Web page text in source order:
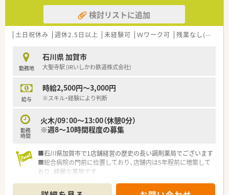
検討リストに追加
土日祝休み 週休2.5日以上 未経験可 Ｗワーク可 残業なし(ほぼなし含む)
勤務地
石川県 加賀市
大聖寺駅 (IRいしかわ鉄道株式会社)
給与
時給2,500円～3,000円
※スキル・経験により判断
勤務
時間
火木/09：00～13:00（休憩0分）
※週8～10時間程度の募集
■石川県加賀市で1店舗経営の歴史の長い調剤薬局でございます
■総合病院の門前に位置しており、店舗内は5年程前に増築して
おり、綺麗な薬局です
軟にサポート頂ける環境です